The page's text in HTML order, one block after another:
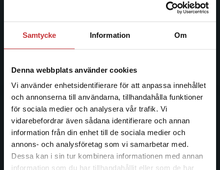
Samtycke Information Om
Denna webbplats använder cookies
Vi använder enhetsidentifierare för att anpassa innehållet
och annonserna till användarna, tillhandahålla funktioner
för sociala medier och analysera vår trafik. Vi
vidarebefordrar även sådana identifierare och annan
information från din enhet till de sociala medier och
annons- och analysföretag som vi samarbetar med.
Dessa kan i sin tur kombinera informationen med annan
information som du har tillhandahållit eller som de har
Begränsad fraktregion
Studentlitteratur
Studentlitteratur grundades 1963 och är idag Sveriges
facklitteratur, utbildningar och digitala
informationstjänster i utbudet, finns Studentlitteratur med
längs hela kunskapsresan.
Kontakta oss
Kontakta oss
046-31 20 00